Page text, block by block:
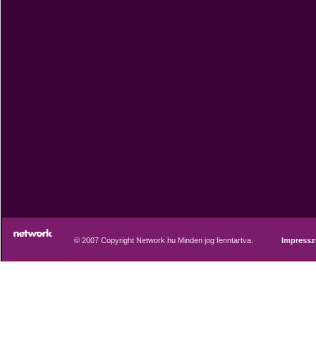
© 2007 Copyright Network.hu Minden jog fenntartva.